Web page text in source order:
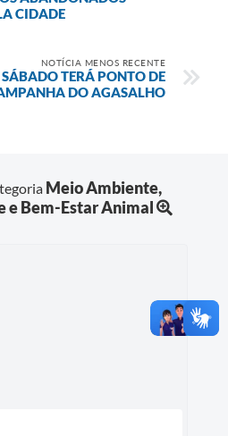
CIDADE
NOTÍCIA MENOS RECENTE
TERÁ PONTO DE
DO AGASALHO
Meio Ambiente,
e Bem-Estar Animal